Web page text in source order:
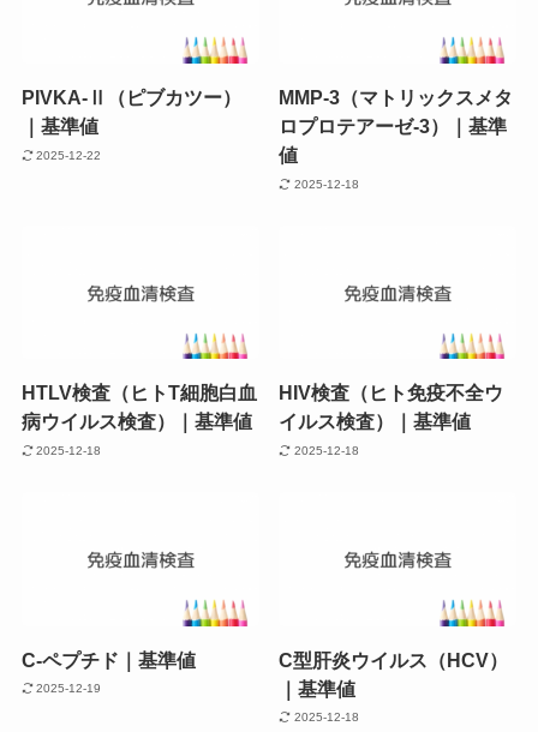
PIVKA-Ⅱ（ピブカツー）
｜基準値
2025-12-22
MMP-3（マトリックスメタ
ロプロテアーゼ-3）｜基準
値
2025-12-18
HTLV検査（ヒトT細胞白血
病ウイルス検査）｜基準値
2025-12-18
HIV検査（ヒト免疫不全ウ
イルス検査）｜基準値
2025-12-18
C-ペプチド｜基準値
2025-12-19
C型肝炎ウイルス（HCV）
｜基準値
2025-12-18